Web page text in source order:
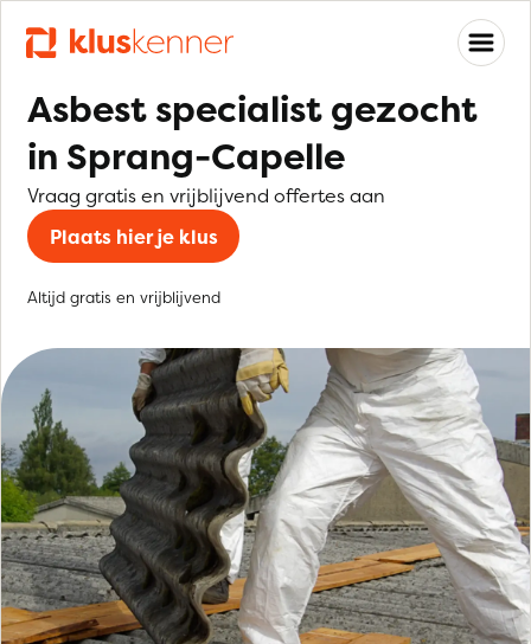
Asbest specialist gezocht
in Sprang-Capelle
Vraag gratis en vrijblijvend offertes aan
Plaats hier je klus
Altijd gratis en vrijblijvend